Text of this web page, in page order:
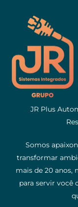
JR Plus
Somos
transformar
mais de 20 anos,
para servir você